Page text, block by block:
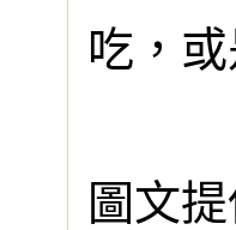
吃，
圖文提